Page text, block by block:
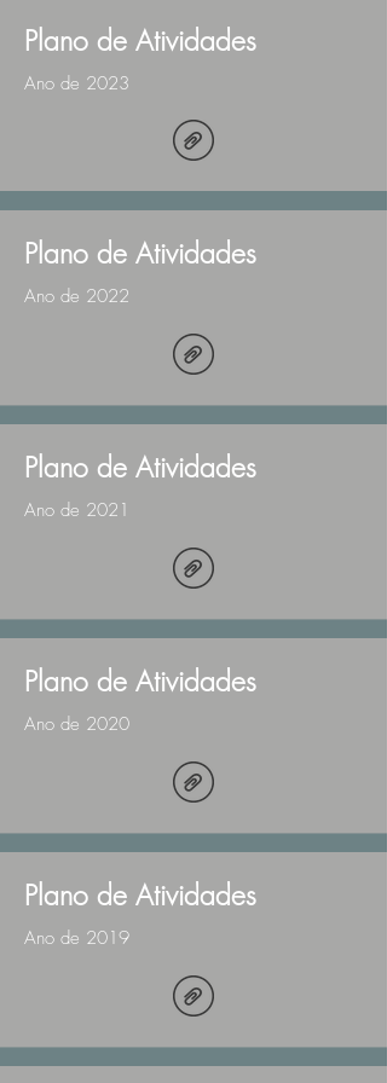
Plano de Atividades
Ano de 2023
Plano de Atividades
Ano de 2022
Plano de Atividades
Ano de 2021
Plano de Atividades
Ano de 2020
Plano de Atividades
Ano de 2019